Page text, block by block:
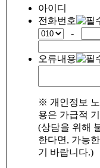
아이디
전화번호
-
오류내용
※ 개인정보
용은 가급적
(상담을 위해
한다면, 가능
기 바랍니다.)